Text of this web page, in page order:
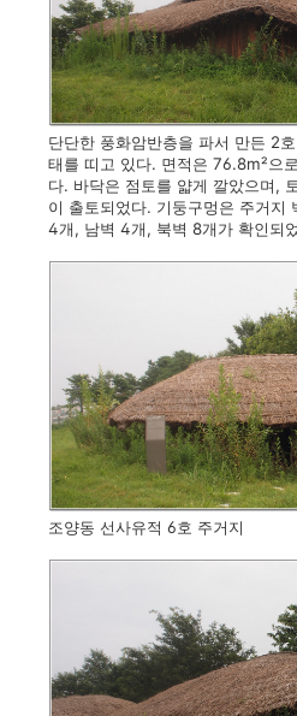
단단한 풍화암반층을 파서 만든 2
태를 띠고 있다. 면적은 76.8m²으
다. 바닥은 점토를 얇게 깔았으며,
이 출토되었다. 기둥구멍은 주거지
4개, 남벽 4개, 북벽 8개가 확인되
조양동 선사유적 6호 주거지